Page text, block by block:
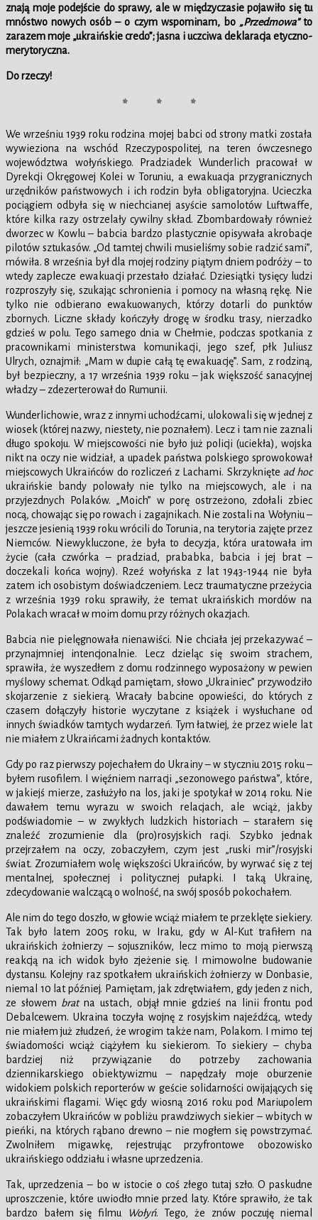
znają moje podejście do sprawy, ale w międzyczasie pojawiło się tu
mnóstwo nowych osób – o czym wspominam, bo „Przedmowa”to
zarazem moje „ukraińskie credo”; jasna i uczciwa deklaracja etyczno-
merytoryczna.
Do rzeczy!
* * *
We wrześniu 1939 roku rodzina mojej babci od strony matki została
wywieziona na wschód Rzeczypospolitej, na teren ówczesnego
województwa wołyńskiego. Pradziadek Wunderlich pracował w
Dyrekcji Okręgowej Kolei w Toruniu, a ewakuacja przygranicznych
urzędników państwowych i ich rodzin była obligatoryjna. Ucieczka
pociągiem odbyła się w niechcianej asyście samolotów Luftwaffe,
które kilka razy ostrzelały cywilny skład. Zbombardowały również
dworzec w Kowlu – babcia bardzo plastycznie opisywała akrobacje
pilotów sztukasów. „Od tamtej chwili musieliśmy sobie radzić sami”,
mówiła. 8 września był dla mojej rodziny piątym dniem podróży – to
wtedy zaplecze ewakuacji przestało działać. Dziesiątki tysięcy ludzi
rozproszyły się, szukając schronienia i pomocy na własną rękę. Nie
tylko nie odbierano ewakuowanych, którzy dotarli do punktów
zbornych. Liczne składy kończyły drogę w środku trasy, nierzadko
gdzieś w polu. Tego samego dnia w Chełmie, podczas spotkania z
pracownikami ministerstwa komunikacji, jego szef, płk Juliusz
Ulrych, oznajmił: „Mam w dupie całą tę ewakuację”. Sam, z rodziną,
był bezpieczny, a 17 września 1939 roku – jak większość sanacyjnej
władzy – zdezerterował do Rumunii.
Wunderlichowie, wraz z innymi uchodźcami, ulokowali się w jednej z
wiosek (której nazwy, niestety, nie poznałem). Lecz i tam nie zaznali
długo spokoju. W miejscowości nie było już policji (uciekła), wojska
nikt na oczy nie widział, a upadek państwa polskiego sprowokował
miejscowych Ukraińców do rozliczeń z Lachami. Skrzyknięte ad hoc
ukraińskie bandy polowały nie tylko na miejscowych, ale i na
przyjezdnych Polaków. „Moich” w porę ostrzeżono, zdołali zbiec
nocą, chowając się po rowach i zagajnikach. Nie zostali na Wołyniu –
jeszcze jesienią 1939 roku wrócili do Torunia, na terytoria zajęte przez
Niemców. Niewykluczone, że była to decyzja, która uratowała im
życie (cała czwórka – pradziad, prababka, babcia i jej brat –
doczekali końca wojny). Rzeź wołyńska z lat 1943-1944 nie była
zatem ich osobistym doświadczeniem. Lecz traumatyczne przeżycia
z września 1939 roku sprawiły, że temat ukraińskich mordów na
Polakach wracał w moim domu przy różnych okazjach.
Babcia nie pielęgnowała nienawiści. Nie chciała jej przekazywać –
przynajmniej intencjonalnie. Lecz dzieląc się swoim strachem,
sprawiła, że wyszedłem z domu rodzinnego wyposażony w pewien
myślowy schemat. Odkąd pamiętam, słowo „Ukrainiec” przywodziło
skojarzenie z siekierą. Wracały babcine opowieści, do których z
czasem dołączyły historie wyczytane z książek i wysłuchane od
innych świadków tamtych wydarzeń. Tym łatwiej, że przez wiele lat
nie miałem z Ukraińcami żadnych kontaktów.
Gdy po raz pierwszy pojechałem do Ukrainy – w styczniu 2015 roku –
byłem rusofilem. I więźniem narracji „sezonowego państwa”, które,
w jakiejś mierze, zasłużyło na los, jaki je spotykał w 2014 roku. Nie
dawałem temu wyrazu w swoich relacjach, ale wciąż, jakby
podświadomie – w zwykłych ludzkich historiach – starałem się
znaleźć zrozumienie dla (pro)rosyjskich racji. Szybko jednak
przejrzałem na oczy, zobaczyłem, czym jest „ruski mir”/rosyjski
świat. Zrozumiałem wolę większości Ukraińców, by wyrwać się z tej
mentalnej, społecznej i politycznej pułapki. I taką Ukrainę,
zdecydowanie walczącą o wolność, na swój sposób pokochałem.
Ale nim do tego doszło, w głowie wciąż miałem te przeklęte siekiery.
Tak było latem 2005 roku, w Iraku, gdy w Al-Kut trafiłem na
ukraińskich żołnierzy – sojuszników, lecz mimo to moją pierwszą
reakcją na ich widok było zjeżenie się. I mimowolne budowanie
dystansu. Kolejny raz spotkałem ukraińskich żołnierzy w Donbasie,
niemal 10 lat później. Pamiętam, jak zdrętwiałem, gdy jeden z nich,
ze słowem bratna ustach, objął mnie gdzieś na linii frontu pod
Debalcewem. Ukraina toczyła wojnę z rosyjskim najeźdźcą, wtedy
nie miałem już złudzeń, że wrogim także nam, Polakom. I mimo tej
świadomości wciąż ciążyłem ku siekierom. To siekiery – chyba
bardziej niż przywiązanie do potrzeby zachowania
dziennikarskiego obiektywizmu – napędzały moje oburzenie
widokiem polskich reporterów w geście solidarności owijających się
ukraińskimi flagami. Więc gdy wiosną 2016 roku pod Mariupolem
zobaczyłem Ukraińców w pobliżu prawdziwych siekier – wbitych w
pieńki, na których rąbano drewno – nie mogłem się powstrzymać.
Zwolniłem migawkę, rejestrując przyfrontowe obozowisko
ukraińskiego oddziału i własne uprzedzenia.
Tak, uprzedzenia – bo w istocie o coś złego tutaj szło. O paskudne
uproszczenie, które uwiodło mnie przed laty. Które sprawiło, że tak
bardzo bałem się filmu
Wołyń. Tego, że znów poczuję niemal